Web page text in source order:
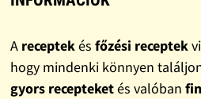
A receptekés főzési receptek
hogy mindenki könnyen
gyors recepteketés valóban